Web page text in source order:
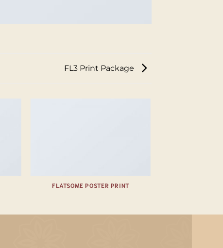
FL3 Print Package
FLATSOME POSTER PRINT